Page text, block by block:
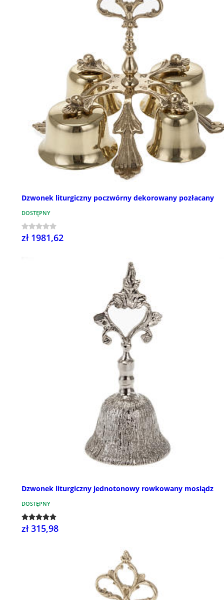
Dzwonek liturgiczny poczwórny dekorowany pozłacany
DOSTĘPNY
zł 1981,62
Dzwonek liturgiczny jednotonowy rowkowany mosiądz
DOSTĘPNY
zł 315,98